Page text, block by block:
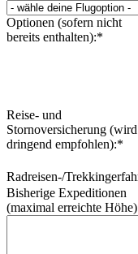
Optionen (sofern nicht
bereits enthalten):*
Reise- und
Stornoversicherung (wird
dringend empfohlen):*
Radreisen-/
Bisherige Expeditionen
(maximal erreichte